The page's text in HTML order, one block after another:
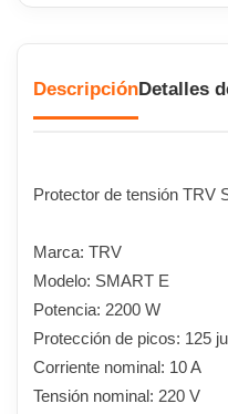
DescripciónDetalles
Protector de tensión TRV
Marca: TRV
Modelo: SMART E
Potencia: 2200 W
Protección de picos: 125
Corriente nominal: 10 A
Tensión nominal: 220 V